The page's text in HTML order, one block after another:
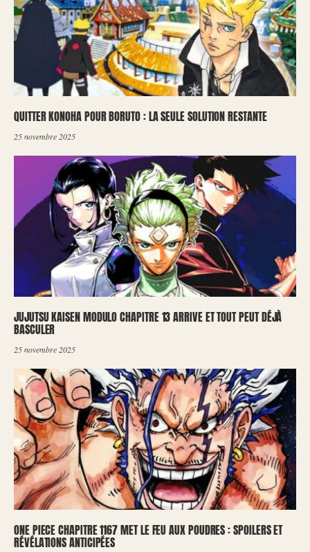
QUITTER KONOHA POUR BORUTO : LA SEULE SOLUTION RESTANTE
25 novembre 2025
JUJUTSU KAISEN MODULO CHAPITRE 13 ARRIVE ET TOUT PEUT DÉJÀ
BASCULER
25 novembre 2025
ONE PIECE CHAPITRE 1167 MET LE FEU AUX POUDRES : SPOILERS ET
RÉVÉLATIONS ANTICIPÉES